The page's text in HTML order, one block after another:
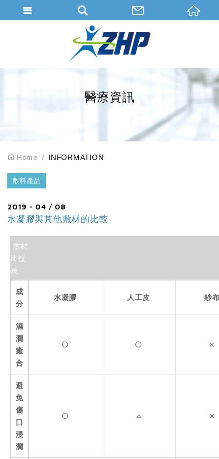
醫療資訊
Home INFORMATION
敷料產品
2019 - 04 / 08
水凝膠與其他敷材的比較
敷材
比較
表
成
分
水凝膠 人工皮 紗
濕
潤
癒
合
避
免
傷
口
浸
潤
會員登入
會員登入(燈箱)
加入會員